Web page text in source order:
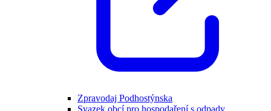
Zpravodaj Podhostýnska
Svazek obcí pro hospodaření s odpady